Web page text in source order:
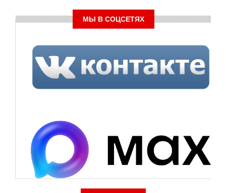
МЫ В СОЦСЕТЯХ